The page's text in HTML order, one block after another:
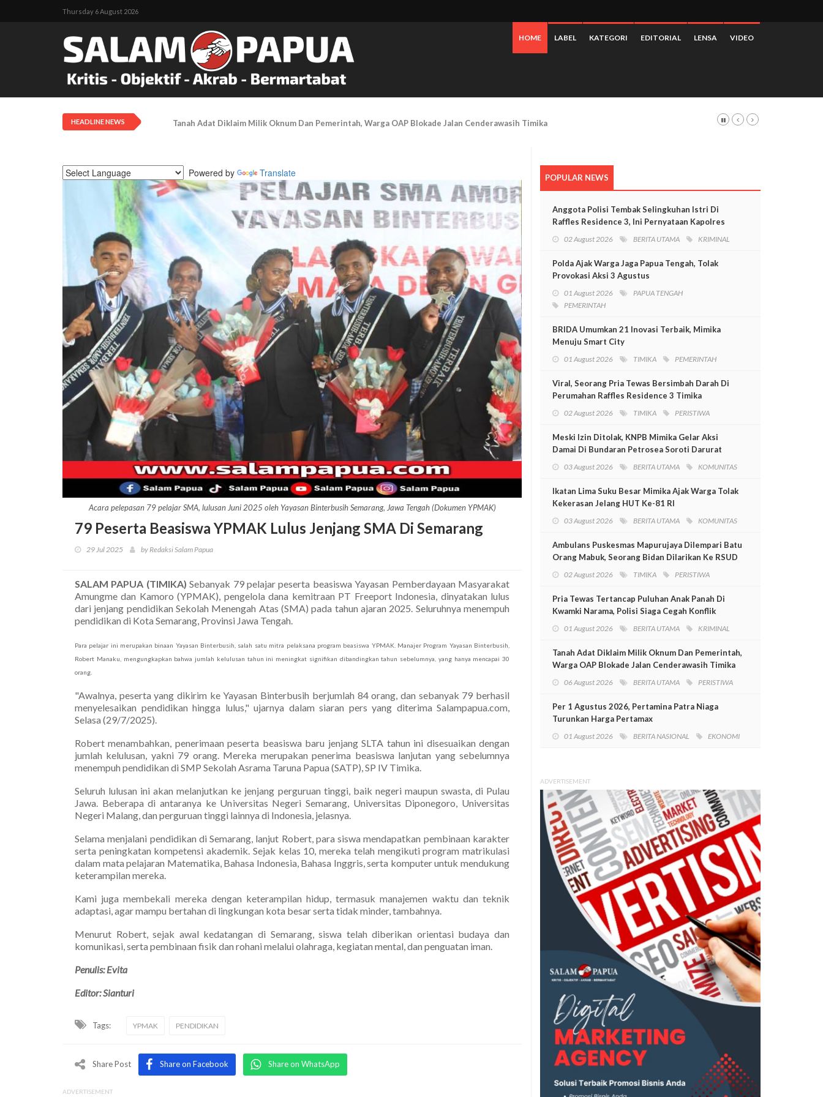
Thursday 6 August 2026
HOME LABEL KATEGORI EDITORIAL LENSA VIDEO
HEADLINE NEWS Tarif Transportasi Udara Dan Bensin Serta Perawatan Pribadi Picu Inflasi Timika Hingga Juli 2026 3,28 Persen
Powered by Translate
Acara pelepasan 79 pelajar SMA, lulusan Juni 2025 oleh Yayasan Binterbusih Semarang, Jawa Tengah (Dokumen YPMAK)
79 Peserta Beasiswa YPMAK Lulus Jenjang SMA Di Semarang
29 Jul 2025 by Redaksi Salam Papua
SALAM PAPUA (TIMIKA) Sebanyak 79 pelajar peserta beasiswa Yayasan Pemberdayaan Masyarakat
Amungme dan Kamoro (YPMAK), pengelola dana kemitraan PT Freeport Indonesia, dinyatakan lulus
dari jenjang pendidikan Sekolah Menengah Atas (SMA) pada tahun ajaran 2025. Seluruhnya menempuh
pendidikan di Kota Semarang, Provinsi Jawa Tengah.
Para pelajar ini merupakan binaan Yayasan Binterbusih, salah satu mitra pelaksana program beasiswa YPMAK. Manajer Program Yayasan Binterbusih,
Robert Manaku, mengungkapkan bahwa jumlah kelulusan tahun ini meningkat signifikan dibandingkan tahun sebelumnya, yang hanya mencapai 30
orang.
"Awalnya, peserta yang dikirim ke Yayasan Binterbusih berjumlah 84 orang, dan sebanyak 79 berhasil
menyelesaikan pendidikan hingga lulus," ujarnya dalam siaran pers yang diterima Salampapua.com,
Selasa (29/7/2025).
Robert menambahkan, penerimaan peserta beasiswa baru jenjang SLTA tahun ini disesuaikan dengan
jumlah kelulusan, yakni 79 orang. Mereka merupakan penerima beasiswa lanjutan yang sebelumnya
menempuh pendidikan di SMP Sekolah Asrama Taruna Papua (SATP), SP IV Timika.
Seluruh lulusan ini akan melanjutkan ke jenjang perguruan tinggi, baik negeri maupun swasta, di Pulau
Jawa. Beberapa di antaranya ke Universitas Negeri Semarang, Universitas Diponegoro, Universitas
Negeri Malang, dan perguruan tinggi lainnya di Indonesia, jelasnya.
Selama menjalani pendidikan di Semarang, lanjut Robert, para siswa mendapatkan pembinaan karakter
serta peningkatan kompetensi akademik. Sejak kelas 10, mereka telah mengikuti program matrikulasi
dalam mata pelajaran Matematika, Bahasa Indonesia, Bahasa Inggris, serta komputer untuk mendukung
keterampilan mereka.
Kami juga membekali mereka dengan keterampilan hidup, termasuk manajemen waktu dan teknik
adaptasi, agar mampu bertahan di lingkungan kota besar serta tidak minder, tambahnya.
Menurut Robert, sejak awal kedatangan di Semarang, siswa telah diberikan orientasi budaya dan
komunikasi, serta pembinaan fisik dan rohani melalui olahraga, kegiatan mental, dan penguatan iman.
Penulis: Evita
Editor: Sianturi
Tags: YPMAK PENDIDIKAN
Share Post Share on Facebook Share on WhatsApp
ADVERTISEMENT
POPULAR NEWS
Anggota Polisi Tembak Selingkuhan Istri Di
Raffles Residence 3, Ini Pernyataan Kapolres
02 August 2026 BERITA UTAMA KRIMINAL
Polda Ajak Warga Jaga Papua Tengah, Tolak
Provokasi Aksi 3 Agustus
01 August 2026
PAPUA TENGAH
PEMERINTAH
BRIDA Umumkan 21 Inovasi Terbaik, Mimika
Menuju Smart City
01 August 2026 TIMIKA PEMERINTAH
Viral, Seorang Pria Tewas Bersimbah Darah Di
Perumahan Raffles Residence 3 Timika
02 August 2026 TIMIKA PERISTIWA
Meski Izin Ditolak, KNPB Mimika Gelar Aksi
Damai Di Bundaran Petrosea Soroti Darurat
03 August 2026 BERITA UTAMA KOMUNITAS
Ikatan Lima Suku Besar Mimika Ajak Warga Tolak
Kekerasan Jelang HUT Ke-81 RI
03 August 2026 BERITA UTAMA KOMUNITAS
Ambulans Puskesmas Mapurujaya Dilempari Batu
Orang Mabuk, Seorang Bidan Dilarikan Ke RSUD
02 August 2026 TIMIKA PERISTIWA
Pria Tewas Tertancap Puluhan Anak Panah Di
Kwamki Narama, Polisi Siaga Cegah Konflik
01 August 2026 BERITA UTAMA KRIMINAL
Tanah Adat Diklaim Milik Oknum Dan Pemerintah,
Warga OAP Blokade Jalan Cenderawasih Timika
06 August 2026 BERITA UTAMA PERISTIWA
Per 1 Agustus 2026, Pertamina Patra Niaga
Turunkan Harga Pertamax
01 August 2026 BERITA NASIONAL EKONOMI
ADVERTISEMENT